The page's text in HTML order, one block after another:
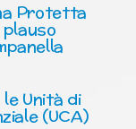
Protetta
plauso
Unità di
(UCA)